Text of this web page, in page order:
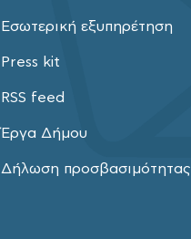
Εσωτερική εξυπηρέτηση
Press kit
RSS feed
Έργα Δήμου
Δήλωση προσβασιμότητας